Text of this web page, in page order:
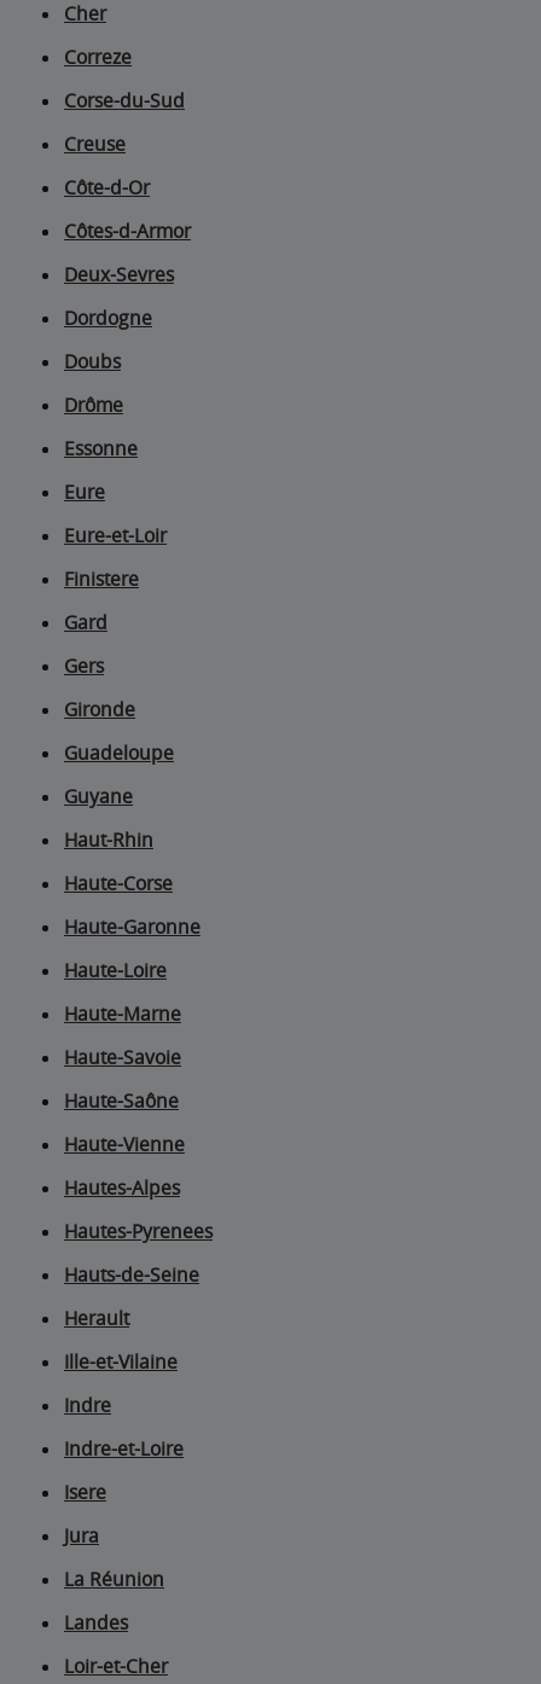
Cher
Correze
Corse-du-Sud
Creuse
Côte-d-Or
Côtes-d-Armor
Deux-Sevres
Dordogne
Doubs
Drôme
Essonne
Eure
Eure-et-Loir
Finistere
Gard
Gers
Gironde
Guadeloupe
Guyane
Haut-Rhin
Haute-Corse
Haute-Garonne
Haute-Loire
Haute-Marne
Haute-Savoie
Haute-Saône
Haute-Vienne
Hautes-Alpes
Hautes-Pyrenees
Hauts-de-Seine
Herault
Ille-et-Vilaine
Indre
Indre-et-Loire
Isere
Jura
La Réunion
Landes
Loir-et-Cher